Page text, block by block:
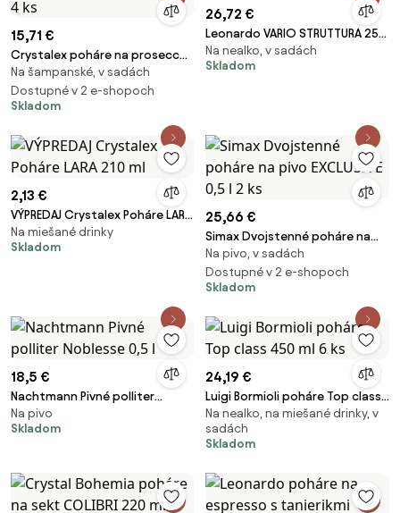
15,71 €
Crystalex poháre na prosecco
MEADOW 250 ml 4 ks
Na šampanské, v sadách
Dostupné v 2 e-shopoch
Skladom
26,72 €
Leonardo VARIO STRUTTURA 250
ml 6 ks
Na nealko, v sadách
Skladom
2,13 €
VÝPREDAJ Crystalex Poháre LARA
210 ml
Na miešané drinky
Skladom
25,66 €
Simax Dvojstenné poháre na
pivo EXCLUSIVE 0,5 l 2 ks
Na pivo, v sadách
Dostupné v 2 e-shopoch
Skladom
18,5 €
Nachtmann Pivné polliter
Noblesse 0,5 l
Na pivo
Skladom
24,19 €
Luigi Bormioli poháre Top class
450 ml 6 ks
Na nealko, na miešané drinky, v
sadách
Skladom